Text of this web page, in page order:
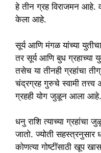
हे तीन ग्रह विराजमन आहे.
केला आहे.
सूर्य आणि मंगळ यांच्या
तर सूर्य आणि बुध ग्रहाच्या
तसेच या तीनही ग्रहांचा
चंद्रग्रह गुरुचे स्वामी
ग्रहही योग जुळून आला आहे.
धनु राशि त्याच्या
जातो. ज्योती सहस्त्रनुसार
कोणत्या गोष्टींसाठी खूप